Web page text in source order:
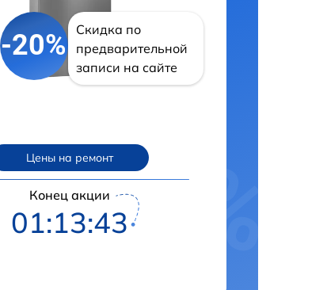
-20%
Скидка по
предварительной
записи на сайте
Цены на ремонт
Конец акции
01:13:42